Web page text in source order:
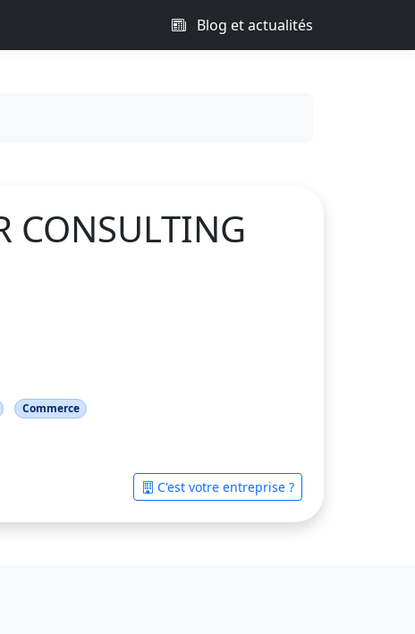
Blog et actualités
CONSULTING
Commerce
C'est votre entreprise ?